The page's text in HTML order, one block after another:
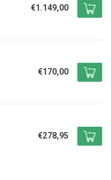
€1.149,00
€170,00
€278,95